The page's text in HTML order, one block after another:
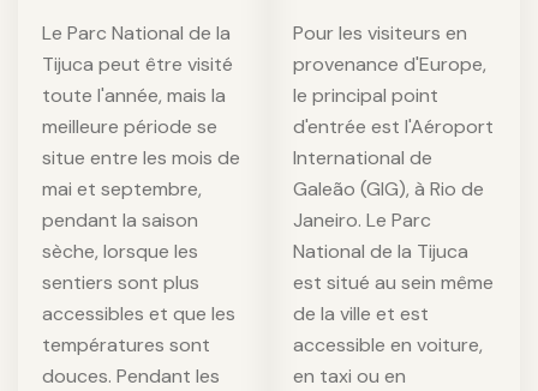
Le Parc National de la
Tijuca peut être visité
toute l'année, mais la
meilleure période se
situe entre les mois de
mai et septembre,
pendant la saison
sèche, lorsque les
sentiers sont plus
accessibles et que les
températures sont
douces. Pendant les
Pour les visiteurs en
provenance d'Europe,
le principal point
d'entrée est l'Aéroport
International de
Galeão (GIG), à Rio de
Janeiro. Le Parc
National de la Tijuca
est situé au sein même
de la ville et est
accessible en voiture,
en taxi ou en